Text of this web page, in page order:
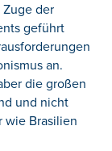
der
geführt
an.
die großen
und nicht
wie Brasilien